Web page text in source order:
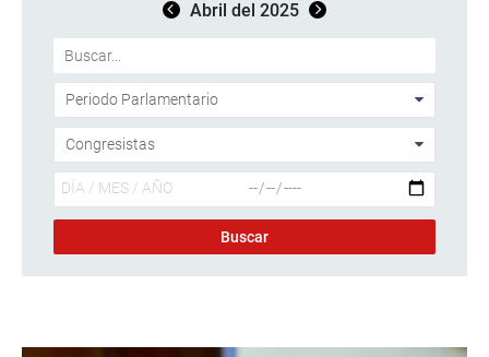
Abril del 2025